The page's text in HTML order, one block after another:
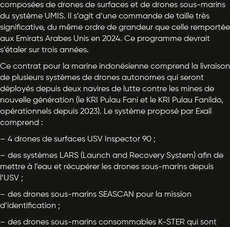
composées de drones de surfaces et de drones sous-marins
du système UMIS. Il s’agit d’une commande de taille très
significative, du même ordre de grandeur que celle remportée
aux Emirats Arabes Unis en 2024. Ce programme devrait
s’étaler sur trois années.
Ce contrat pour la marine indonésienne comprend la livraison
de plusieurs systèmes de drones autonomes qui seront
déployés depuis deux navires de lutte contre les mines de
nouvelle génération (le KRI Pulau Fani et le KRI Pulau Fanildo,
opérationnels depuis 2023). Le système proposé par Exail
comprend :
– 4 drones de surfaces USV Inspector 90 ;
– des systèmes LARS (Launch and Recovery System) afin de
mettre à l’eau et récupérer les drones sous-marins depuis
l’USV ;
– des drones sous-marins SEASCAN pour la mission
d’identification ;
– des drones sous-marins consommables K-STER qui sont